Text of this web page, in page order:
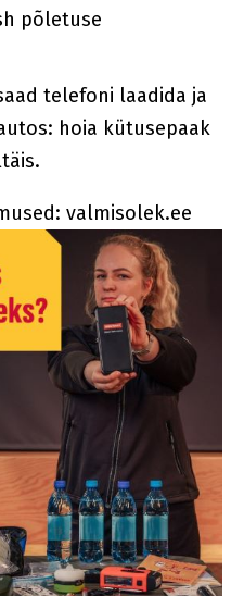
põletuse
telefoni laadida ja
hoia kütusepaak
valmisolek.ee